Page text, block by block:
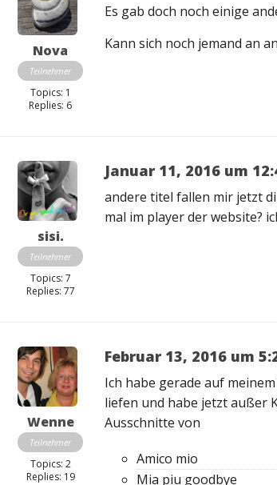
Nova
Teilnehmer
Topics: 1
Replies: 6
Es gab doch noch einige
Kann sich noch jemand an
sisi.
Teilnehmer
Topics: 7
Replies: 77
Januar 11, 2016 um
andere titel fallen mir jetzt
mal im player der website?
Wenne
Teilnehmer
Topics: 2
Replies: 19
Februar 13, 2016 um
Ich habe gerade auf
liefen und habe jetzt außer
Ausschnitte von
Amico mio
Mia piu goodbye